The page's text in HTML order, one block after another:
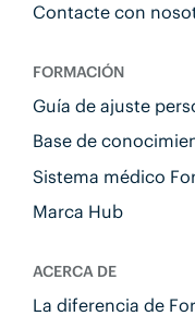
Contacte con
FORMACIÓN
Guía de ajuste
Base de
Sistema médico
Marca Hub
ACERCA DE
La diferencia de